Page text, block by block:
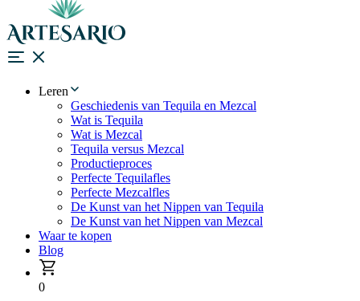
Leren
Geschiedenis van Tequila en Mezcal
Wat is Tequila
Wat is Mezcal
Tequila versus Mezcal
Productieproces
Perfecte Tequilafles
Perfecte Mezcalfles
De Kunst van het Nippen van Tequila
De Kunst van het Nippen van Mezcal
Waar te kopen
Blog
0